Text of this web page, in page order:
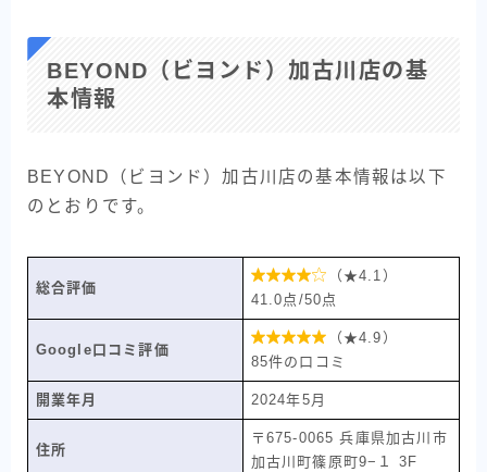
BEYOND（ビヨンド）加古川店の基
本情報
BEYOND（ビヨンド）加古川店の基本情報は以下
のとおりです。
総合評価

（★4.1）
41.0点/50点
Google口コミ評価

（★4.9）
85件の口コミ
開業年月 2024年5月
住所
〒675-0065 兵庫県加古川市
加古川町篠原町9−１ 3F